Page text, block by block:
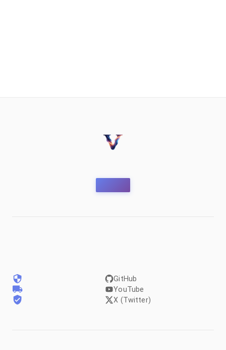
GitHub
YouTube
X (Twitter)